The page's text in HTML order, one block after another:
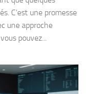
C’est une promesse
une approche
pouvez...